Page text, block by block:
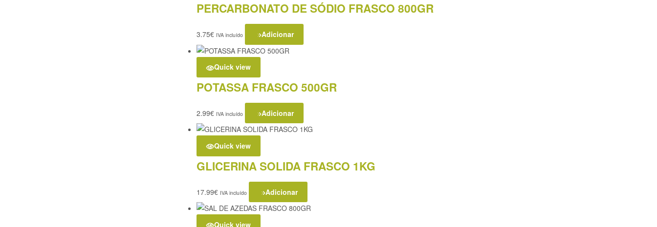
PERCARBONATO DE SÓDIO FRASCO 800GR
3.75€ IVA incluído Adicionar
Quick view
POTASSA FRASCO 500GR
2.99€ IVA incluído Adicionar
Quick view
GLICERINA SOLIDA FRASCO 1KG
17.99€ IVA incluído Adicionar
Quick view